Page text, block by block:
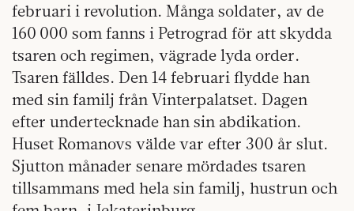
februari i revolution. Många soldater, av de
160 000 som fanns i Petrograd för att skydda
tsaren och regimen, vägrade lyda order.
Tsaren fälldes. Den 14 februari flydde han
med sin familj från Vinterpalatset. Dagen
efter undertecknade han sin abdikation.
Huset Romanovs välde var efter 300 år slut.
Sjutton månader senare mördades tsaren
tillsammans med hela sin familj, hustrun och